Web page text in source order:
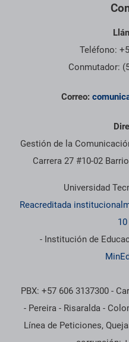
Teléfono:
Conmutador:
Correo:
Gestión de la
Carrera 27 #10-02
Universidad
Reacreditada
- Institución de
PBX: +57 606 3137300 -
- Pereira - Risaralda -
Línea de Peticiones,